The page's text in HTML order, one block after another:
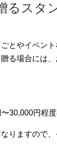
るスタ
とやイベン
る場合には
30,000円程
りますので